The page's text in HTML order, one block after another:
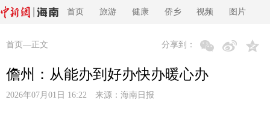
首页 旅游 健康 侨乡 视频 图片
首页 —正文 分享到：
儋州：从能办到好办快办暖心办
2026年07月01日 16:22 来源： 海南日报